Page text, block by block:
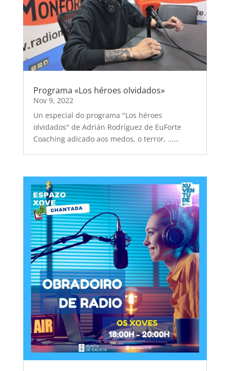
Programa «Los héroes olvidados»
Nov 9, 2022
Un especial do programa "Los héroes
olvidados" de Adrián Rodríguez de EuForte
Coaching adicado aos medos, o terror, ……